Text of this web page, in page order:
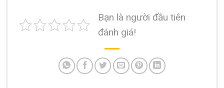
Bạn là người đầu tiên
đánh giá!